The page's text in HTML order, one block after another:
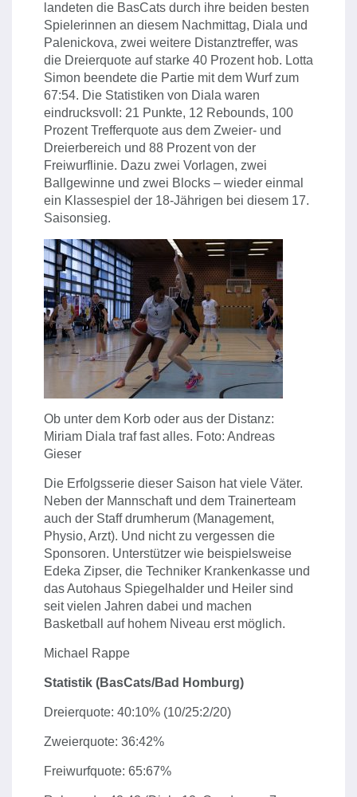
landeten die BasCats durch ihre beiden besten
Spielerinnen an diesem Nachmittag, Diala und
Palenickova, zwei weitere Distanztreffer, was
die Dreierquote auf starke 40 Prozent hob. Lotta
Simon beendete die Partie mit dem Wurf zum
67:54. Die Statistiken von Diala waren
eindrucksvoll: 21 Punkte, 12 Rebounds, 100
Prozent Trefferquote aus dem Zweier- und
Dreierbereich und 88 Prozent von der
Freiwurflinie. Dazu zwei Vorlagen, zwei
Ballgewinne und zwei Blocks – wieder einmal
ein Klassespiel der 18-Jährigen bei diesem 17.
Saisonsieg.
Ob unter dem Korb oder aus der Distanz:
Miriam Diala traf fast alles. Foto: Andreas
Gieser
Die Erfolgsserie dieser Saison hat viele Väter.
Neben der Mannschaft und dem Trainerteam
auch der Staff drumherum (Management,
Physio, Arzt). Und nicht zu vergessen die
Sponsoren. Unterstützer wie beispielsweise
Edeka Zipser, die Techniker Krankenkasse und
das Autohaus Spiegelhalder und Heiler sind
seit vielen Jahren dabei und machen
Basketball auf hohem Niveau erst möglich.
Michael Rappe
Statistik (BasCats/Bad Homburg)
Dreierquote: 40:10% (10/25:2/20)
Zweierquote: 36:42%
Freiwurfquote: 65:67%